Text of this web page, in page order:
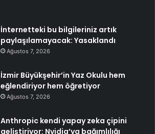
İnternetteki bu bilgileriniz artık
paylaşılamayacak: Yasaklandı
Ağustos 7, 2026
İzmir Büyükşehir’in Yaz Okulu hem
eğlendiriyor hem öğretiyor
Ağustos 7, 2026
Anthropic kendi yapay zeka çipini
geliştiriyor: Nvidia’ya bağımlılığı